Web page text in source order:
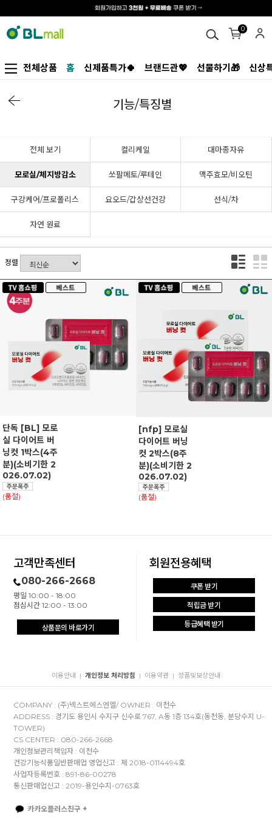
0
전체상품 홈 신제품특가🍀 브랜드관💖 선물하기🎁 신상
기능/특징별
전체 보기 컬리케일 대마종자유
모로실/체지방감소 쏘팔메토/루테인 맥주효모/비오틴
구강케어/프로폴리스 요오드/갑상선건강 선식/차
자연 원료
정렬
단독 [BL] 모로
실 다이어트 버
닝컷 1박스(4주
분)(소비기한 2
026.07.02)
(품절)
[nfp] 모로실
다이어트 버닝
컷 2박스(8주
분)(소비기한 2
026.07.02)
(품절)
고객만족센터
080-266-2668
평일 10:00 - 18:00
점심시간 12:00 - 13:00
상품문의 바로가기
회원전용혜택
쿠폰 받기
적립금 받기
등급혜택 받기
이용안내 | 개인정보 처리방침 | 이용약관 | 정품및보상안내
COMPANY : (주)넥스트에스엔엘/ OWNER : 이천수
ADDRESS : 경기도 용인시 수지구 신수로 767, A동 1층 134호(동천동, 분당수지 U-
TOWER)
CS CENTER : 080-266-2668
개인정보관리책임자 : 이천수
건강기능식품일반판매업 영업신고 : 제 2018-0114494호
사업자등록번호 : 891-86-00278
통신판매업신고 : 2019-용인수지-0763호
카카오플러스친구 +